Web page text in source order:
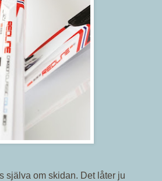
själva om skidan. Det låter ju